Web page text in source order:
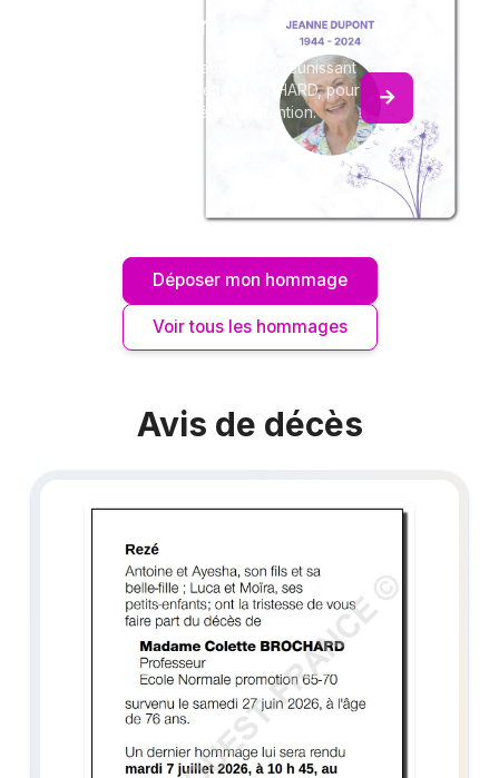
du souvenir
Créez un album collaboratif en réunissant
les hommages à Colette BROCHARD, pour
vous ou pour une délicate attention.
Déposer mon hommage
Voir tous les hommages
Avis de décès